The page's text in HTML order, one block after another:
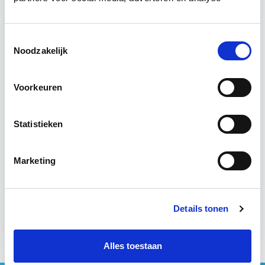
Noodzakelijk
Voorkeuren
Statistieken
Marketing
Details tonen
Alles toestaan
Lees verder
Utrecht & online
Meer informatie